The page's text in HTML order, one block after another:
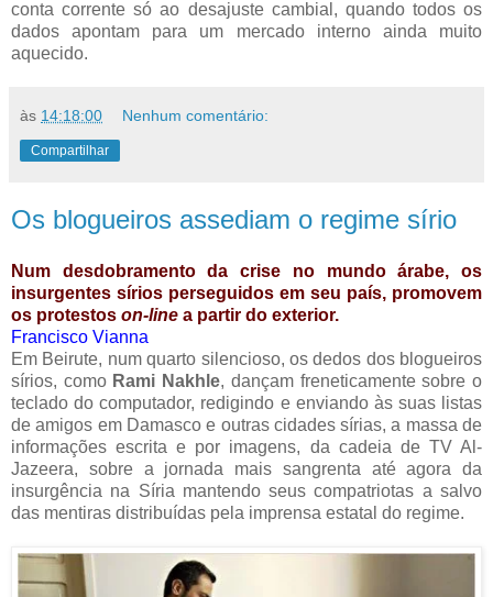
conta corrente só ao desajuste cambial, quando todos os
dados apontam para um mercado interno ainda muito
aquecido.
às 14:18:00 Nenhum comentário:
Compartilhar
Os blogueiros assediam o regime sírio
Num desdobramento da crise no mundo árabe, os
insurgentes sírios perseguidos em seu país, promovem
os protestos on-line a partir do exterior.
Francisco Vianna
Em Beirute, num quarto silencioso, os dedos dos blogueiros
sírios, como Rami Nakhle, dançam freneticamente sobre o
teclado do computador, redigindo e enviando às suas listas
de amigos em Damasco e outras cidades sírias, a massa de
informações escrita e por imagens, da cadeia de TV Al-
Jazeera, sobre a jornada mais sangrenta até agora da
insurgência na Síria mantendo seus compatriotas a salvo
das mentiras distribuídas pela imprensa estatal do regime.